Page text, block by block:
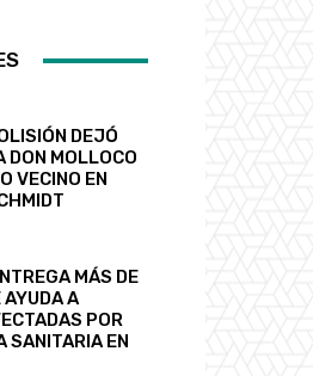
DEJÓ
DON MOLLOCO
VECINO EN
MÁS DE
A
POR
SANITARIA EN